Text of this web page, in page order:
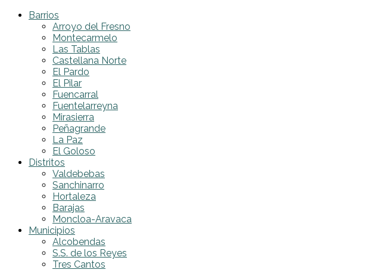
Barrios
Arroyo del Fresno
Montecarmelo
Las Tablas
Castellana Norte
El Pardo
El Pilar
Fuencarral
Fuentelarreyna
Mirasierra
Peñagrande
La Paz
El Goloso
Distritos
Valdebebas
Sanchinarro
Hortaleza
Barajas
Moncloa-Aravaca
Municipios
Alcobendas
S.S. de los Reyes
Tres Cantos